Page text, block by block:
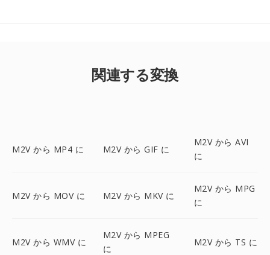
関連する変換
M2V から MP4 に M2V から GIF に
M2V から AVI
に
M2V から MOV に M2V から MKV に
M2V から MPG
に
M2V から WMV に
M2V から MPEG
に
M2V から TS に